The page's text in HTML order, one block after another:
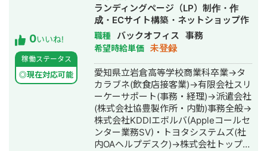
たもの】 ・店舗集客道場 ・LINEアカデ
ミー（中上さん監修のもの）
0いいね!
稼働ステータス
◎現在対応可能
ランディングページ（LP）制作・作
成・ECサイト構築・ネットショップ作
成代行・SEO対策・新規事業立上・
SNS運用代行・事務代行・ホームペー
ジ制作・作成・バナー制作・デザイ
ン・ロゴデザイン・作成・動画制作・
動画編集・採用代行・AI活用
職種 バックオフィス 事務
希望時給単価 未登録
愛知県立岩倉高等学校商業科卒業→タ
カラブネ(飲食店接客業)→有限会社スリ
ーケーサポート(事務・経理)→派遣会社
(株式会社協豊製作所・内勤)事務全般→
株式会社KDDIエボルバ(Appleコールセ
ンター業務SV)・トヨタシステムズ(社
内OAヘルプデスク)→株式会社トップエ